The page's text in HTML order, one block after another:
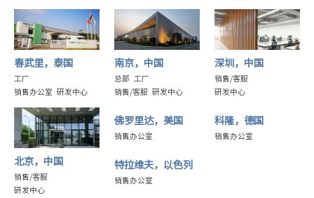
春武里，泰国
工厂
销售办公室 研发中心
南京，中国
总部 工厂
销售/客服 研发中心
深圳，中国
销售/客服
研发中心
北京，中国
销售/客服
研发中心
佛罗里达，美国
销售办公室
科隆，德国
销售办公室
特拉维夫，以色列
销售办公室